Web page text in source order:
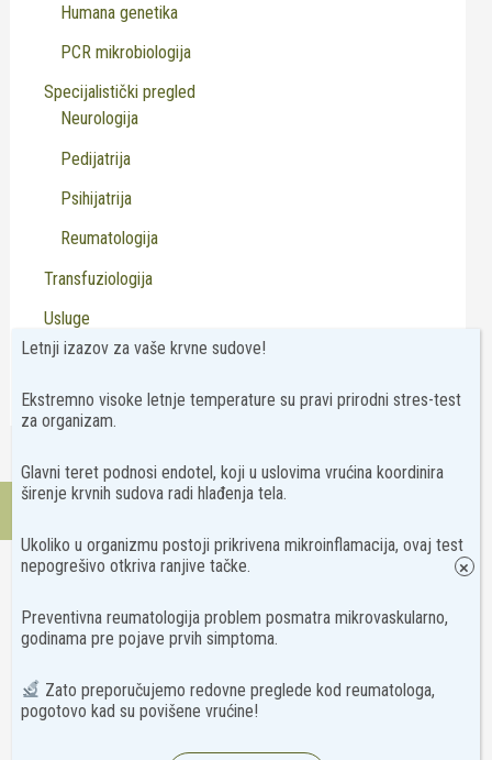
Humana genetika
PCR mikrobiologija
Specijalistički pregled
Neurologija
Pedijatrija
Psihijatrija
Reumatologija
Transfuziologija
Usluge
Virusologija
Kontakt
Letnji izazov za vaše krvne sudove!
Ekstremno visoke letnje temperature su pravi prirodni stres-test
za organizam.
Glavni teret podnosi endotel, koji u uslovima vrućina koordinira
širenje krvnih sudova radi hlađenja tela.
Ukoliko u organizmu postoji prikrivena mikroinflamacija, ovaj test
nepogrešivo otkriva ranjive tačke.
Preventivna reumatologija problem posmatra mikrovaskularno,
godinama pre pojave prvih simptoma.
Zato preporučujemo redovne preglede kod reumatologa,
pogotovo kad su povišene vrućine!
×